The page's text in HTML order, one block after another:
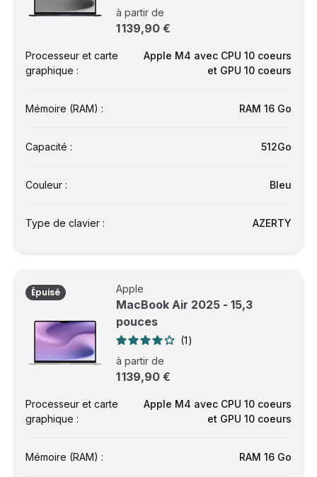
à partir de
1 139,90 €
Processeur et carte
graphique :
Apple M4 avec CPU 10 coeurs
et GPU 10 coeurs
Mémoire (RAM) : RAM 16 Go
Capacité : 512Go
Couleur : Bleu
Type de clavier : AZERTY
Épuisé Apple
MacBook Air 2025 - 15,3
pouces
1
à partir de
1 139,90 €
Processeur et carte
graphique :
Apple M4 avec CPU 10 coeurs
et GPU 10 coeurs
Mémoire (RAM) : RAM 16 Go